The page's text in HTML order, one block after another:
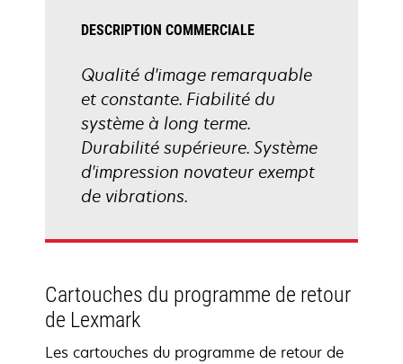
DESCRIPTION COMMERCIALE
Qualité d'image remarquable
et constante. Fiabilité du
système à long terme.
Durabilité supérieure. Système
d'impression novateur exempt
de vibrations.
Cartouches du programme de retour
de Lexmark
Les cartouches du programme de retour de